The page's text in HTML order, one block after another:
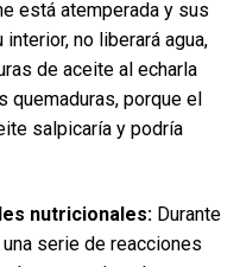
está atemperada y sus
no liberará agua,
de aceite al echarla
quemaduras, porque el
salpicaría y podría
nutricionales: Durante
serie de reacciones